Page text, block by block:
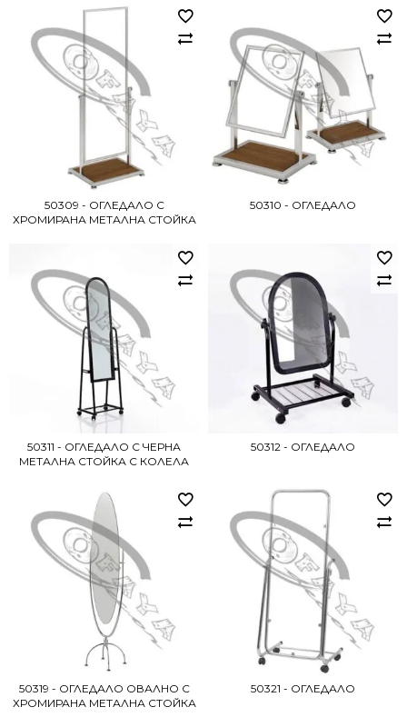
50309 - ОГЛЕДАЛО С
ХРОМИРАНА МЕТАЛНА СТОЙКА
50310 - ОГЛЕДАЛО
50311 - ОГЛЕДАЛО С ЧЕРНА
МЕТАЛНА СТОЙКА С КОЛЕЛА
50312 - ОГЛЕДАЛО
50319 - ОГЛЕДАЛО ОВАЛНО С
ХРОМИРАНА МЕТАЛНА СТОЙКА
50321 - ОГЛЕДАЛО